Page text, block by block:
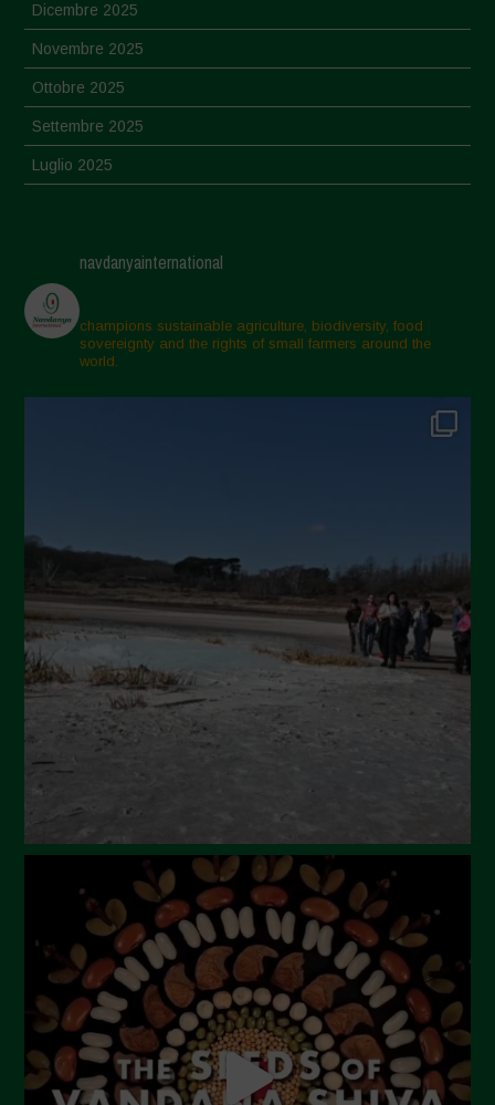
Dicembre 2025
Novembre 2025
Ottobre 2025
Settembre 2025
Luglio 2025
Aprile 2025
Marzo 2025
Febbraio 2025
Gennaio 2025
Settembre 2024
Luglio 2024
Maggio 2024
Aprile 2024
Marzo 2024
Febbraio 2024
Ottobre 2023
Settembre 2023
Agosto 2023
Luglio 2023
Giugno 2023
Maggio 2023
navdanyainternational
champions sustainable agriculture, biodiversity, food
sovereignty and the rights of small farmers around the
world.